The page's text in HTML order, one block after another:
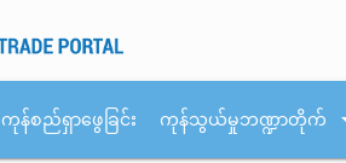
ကုန်စည်ရှာဖွေခြင်း ကုန်သွယ်မှုဘဏ္ဍာတိုက်